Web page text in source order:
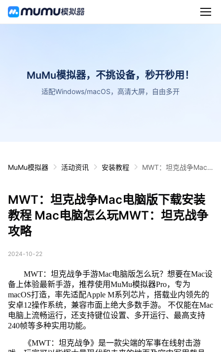
MuMu模拟器，不挑设备，秒开秒用！
适配Windows/macOS，高清大屏，自由多开
MuMu模拟器 活动资讯 安装教程
MWT：坦克战争Mac
坦克战争攻略
MWT：坦克战争Mac电脑版下载安装
教程 Mac电脑怎么玩MWT：坦克战争
攻略
2024-10-22
MWT：坦克战争手游Mac电脑版怎么玩？想要在Mac设
备上体验最新手游，推荐使用MuMu模拟器Pro，专为
macOS打造，率先适配Apple M系列芯片，搭载业内领先的
安卓12操作系统，兼容市面上绝大多数手游。 不仅能在Mac
电脑上流畅运行，还支持键位设置、多开运行、最高支持
240帧等多种实用功能。
《MWT：坦克战争》是一款尖端的军事在线射击游